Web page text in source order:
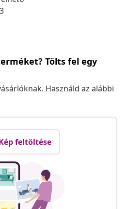
Tölts fel egy
Használd az alábbi
feltöltése